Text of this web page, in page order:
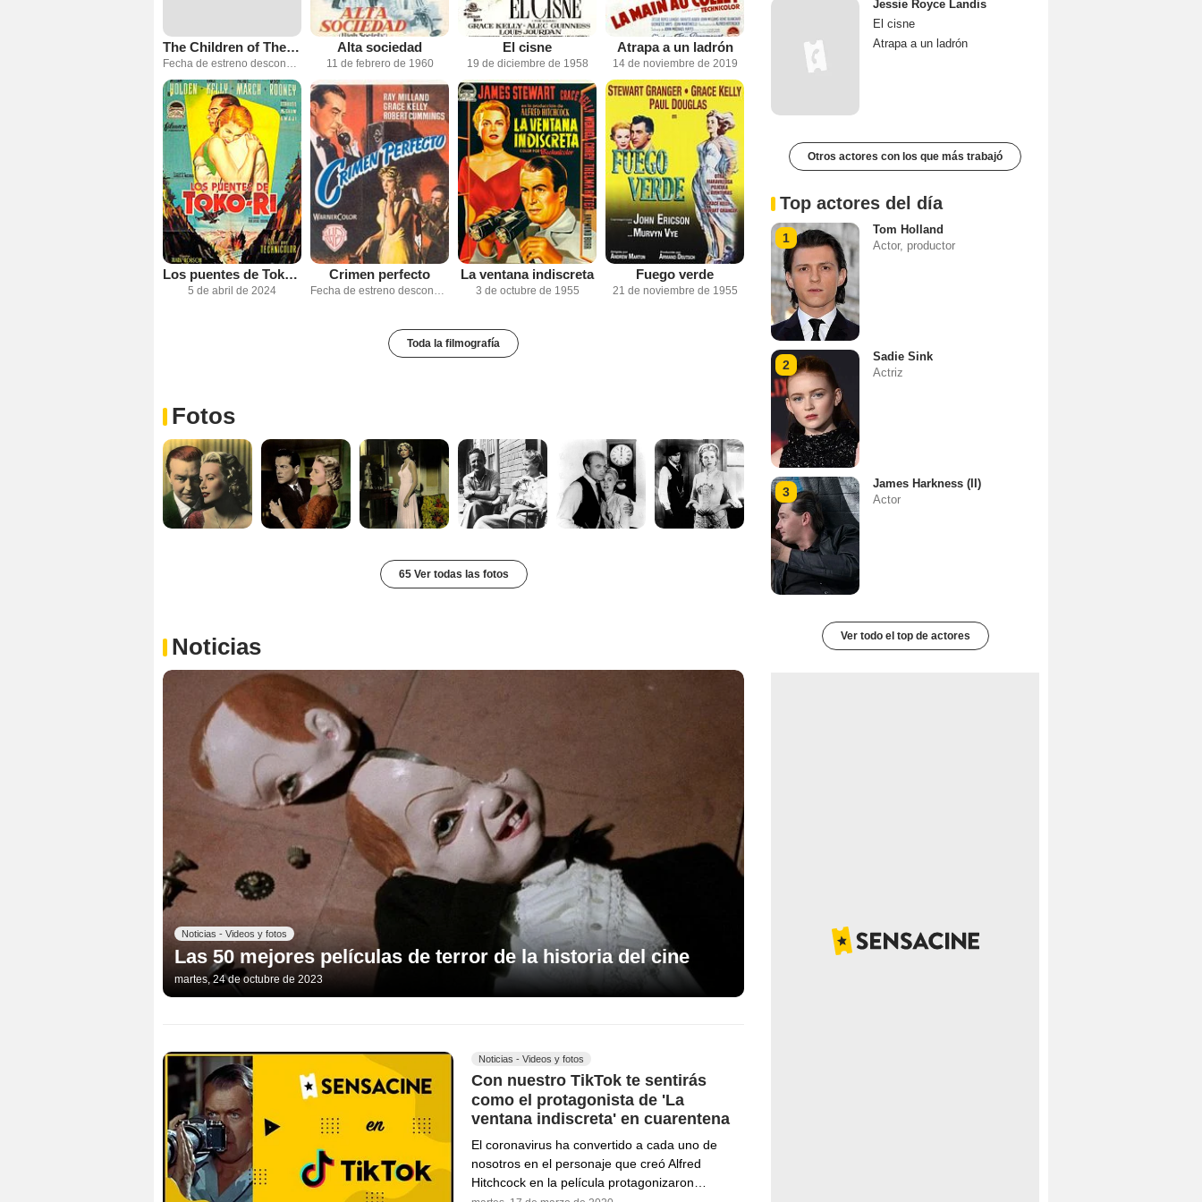
The Children of Theatre Street Alta sociedad
11 de febrero de 1960
El cisne
19 de diciembre de 1958
Atrapa a un ladrón
14 de noviembre de 2019
Los puentes de Toko-Ri
5 de abril de 2024
Crimen perfecto
Fecha de estreno desconocida
La ventana indiscreta
3 de octubre de 1955
Fuego verde
21 de noviembre de 1955
Toda la filmografía
Fotos
65 Ver todas las fotos
Noticias
Noticias - Videos y fotos
Las 50 mejores películas de terror de la historia del cine
martes, 24 de octubre de 2023
Noticias - Videos y fotos
Con nuestro TikTok te sentirás
como el protagonista de 'La
ventana indiscreta' en cuarentena
El coronavirus ha convertido a cada uno de
nosotros en el personaje que creó Alfred
Hitchcock en la película protagonizaron…
Jessie Royce Landis
El cisne
Atrapa a un ladrón
Otros actores con los que más trabajó
Top actores del día
1
Tom Holland
Actor, productor
2
Sadie Sink
Actriz
3
James Harkness (II)
Actor
Ver todo el top de actores